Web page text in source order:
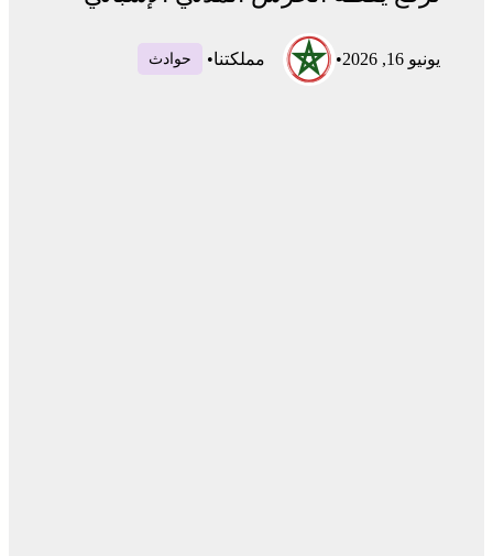
يونيو 16, 2026 • مملكتنا• حوادث